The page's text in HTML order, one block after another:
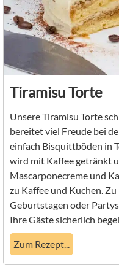
Tiramisu Torte
Unsere Tiramisu Torte
bereitet viel Freude bei
einfach Bisquittböden in
wird mit Kaffee getränkt
Mascarponecreme und
zu Kaffee und Kuchen.
Geburtstagen oder
Ihre Gäste sicherlich
Zum Rezept...